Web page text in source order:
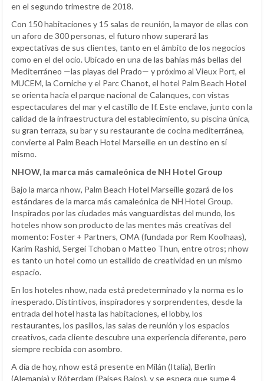
en el segundo trimestre de 2018.
Con 150 habitaciones y 15 salas de reunión, la mayor de ellas con
un aforo de 300 personas, el futuro nhow superará las
expectativas de sus clientes, tanto en el ámbito de los negocios
como en el del ocio. Ubicado en una de las bahías más bellas del
Mediterráneo —las playas del Prado— y próximo al Vieux Port, el
MUCEM, la Corniche y el Parc Chanot, el hotel Palm Beach Hotel
se orienta hacia el parque nacional de Calanques, con vistas
espectaculares del mar y el castillo de If. Este enclave, junto con la
calidad de la infraestructura del establecimiento, su piscina única,
su gran terraza, su bar y su restaurante de cocina mediterránea,
convierte al Palm Beach Hotel Marseille en un destino en sí
mismo.
NHOW, la marca más camaleónica de NH Hotel Group
Bajo la marca nhow, Palm Beach Hotel Marseille gozará de los
estándares de la marca más camaleónica de NH Hotel Group.
Inspirados por las ciudades más vanguardistas del mundo, los
hoteles nhow son producto de las mentes más creativas del
momento: Foster + Partners, OMA (fundada por Rem Koolhaas),
Karim Rashid, Sergei Tchoban o Matteo Thun, entre otros; nhow
es tanto un hotel como un estallido de creatividad en un mismo
espacio.
En los hoteles nhow, nada está predeterminado y la norma es lo
inesperado. Distintivos, inspiradores y sorprendentes, desde la
entrada del hotel hasta las habitaciones, el lobby, los
restaurantes, los pasillos, las salas de reunión y los espacios
creativos, cada cliente descubre una experiencia diferente, pero
siempre recibida con asombro.
A día de hoy, nhow está presente en Milán (Italia), Berlín
(Alemania) y Róterdam (Países Bajos), y se espera que sume 4